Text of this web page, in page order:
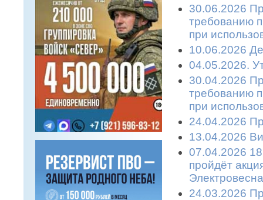
30.06.2026
требованию
при
10.06.2026
04.05.2026.
30.04.2026
требованию
при
24.04.2026
13.04.2026
07.04.2026
пройдёт
24.03.2026